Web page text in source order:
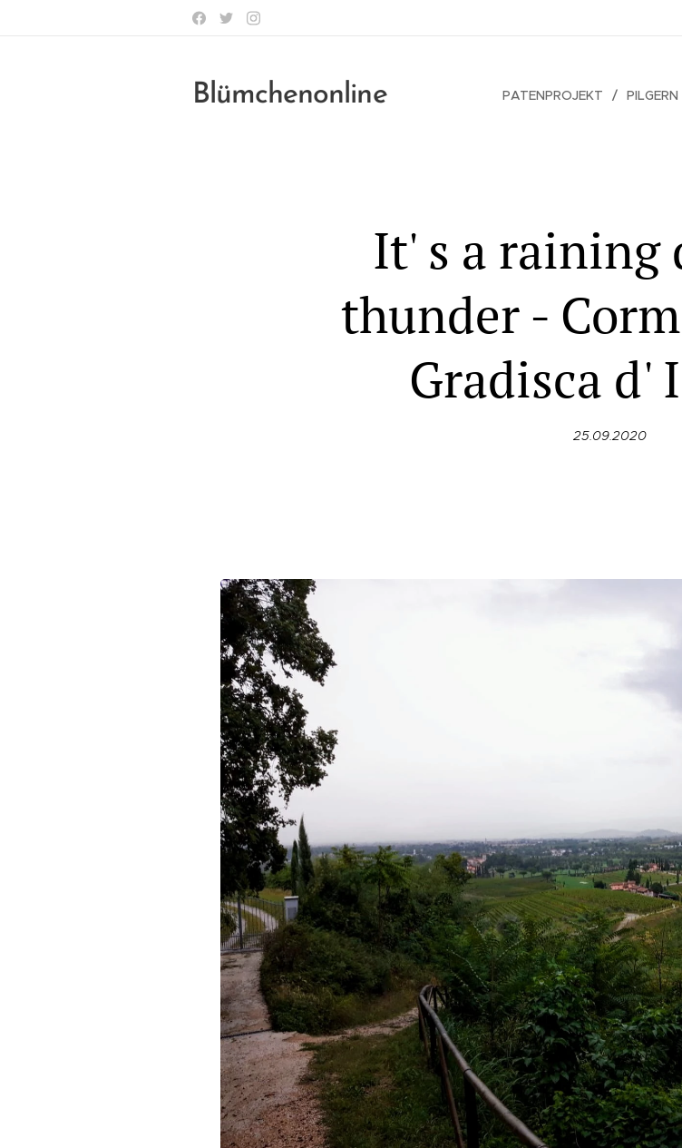
Blümchenonline PATENPROJEKT PILGERN
It' s a raining
thunder -
Gradisca d'
25.09.2020